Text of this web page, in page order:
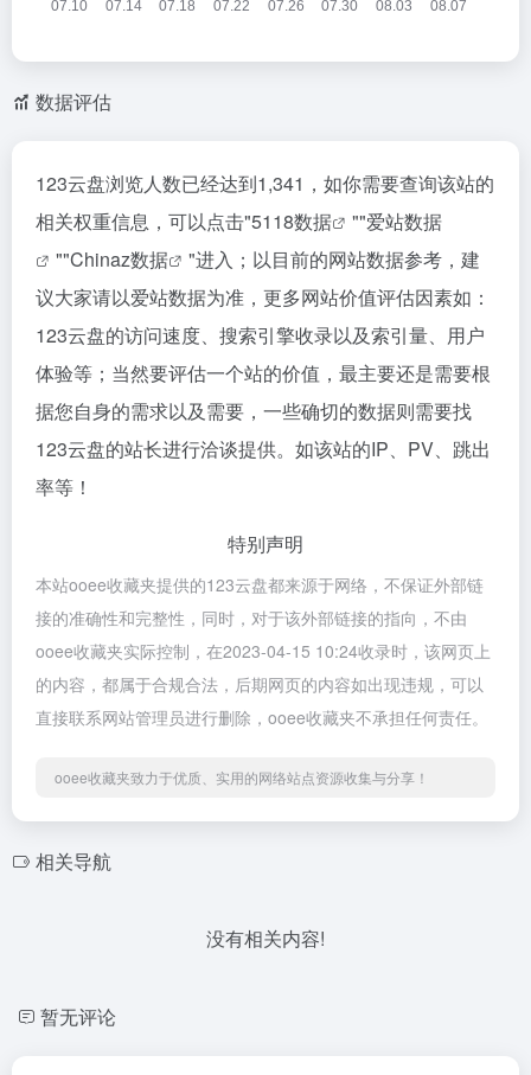
数据评估
123云盘浏览人数已经达到1,341，如你需要查询该站的
相关权重信息，可以点击"5118数据 ""爱站数据
""Chinaz数据
"进入；以目前的网站数据参考，建
议大家请以爱站数据为准，更多网站价值评估因素如：
123云盘的访问速度、搜索引擎收录以及索引量、用户
体验等；当然要评估一个站的价值，最主要还是需要根
据您自身的需求以及需要，一些确切的数据则需要找
123云盘的站长进行洽谈提供。如该站的IP、PV、跳出
率等！
特别声明
本站ooee收藏夹提供的123云盘都来源于网络，不保证外部链
接的准确性和完整性，同时，对于该外部链接的指向，不由
ooee收藏夹实际控制，在2023-04-15 10:24收录时，该网页上
的内容，都属于合规合法，后期网页的内容如出现违规，可以
直接联系网站管理员进行删除，ooee收藏夹不承担任何责任。
ooee收藏夹致力于优质、实用的网络站点资源收集与分享！
相关导航
没有相关内容!
暂无评论